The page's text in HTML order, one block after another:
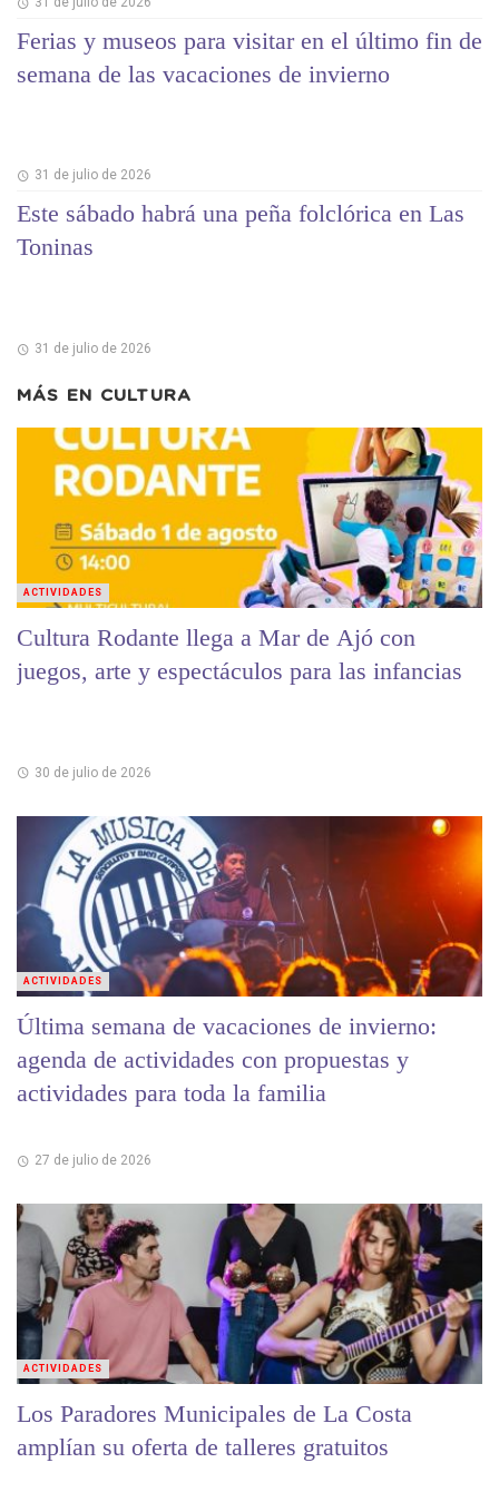
Ferias y museos para visitar en el último fin de
semana de las vacaciones de invierno
31 de julio de 2026
Este sábado habrá una peña folclórica en Las
Toninas
31 de julio de 2026
MÁS EN CULTURA
Cultura Rodante llega a Mar de Ajó con
juegos, arte y espectáculos para las infancias
30 de julio de 2026
ACTIVIDADES
Última semana de vacaciones de invierno:
agenda de actividades con propuestas y
actividades para toda la familia
27 de julio de 2026
ACTIVIDADES
Los Paradores Municipales de La Costa
amplían su oferta de talleres gratuitos
ACTIVIDADES